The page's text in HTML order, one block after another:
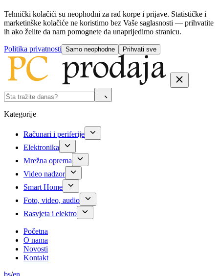
Tehnički kolačići su neophodni za rad korpe i prijave. Statističke i
marketinške kolačiće ne koristimo bez Vaše saglasnosti — prihvatite
ih ako želite da nam pomognete da unaprijedimo stranicu.
Politika privatnosti Samo neophodne Prihvati sve
Kategorije
Računari i periferije
Elektronika
Mrežna oprema
Video nadzor
Smart Home
Foto, video, audio
Rasvjeta i elektro
Početna
O nama
Novosti
Kontakt
bs/en